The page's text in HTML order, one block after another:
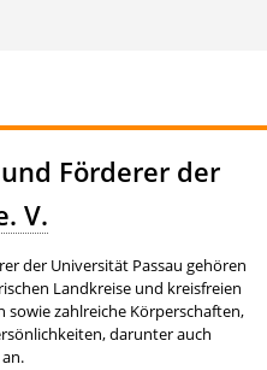
Förderer der
V.
der Universität Passau gehören
Landkreise und kreisfreien
sowie zahlreiche Körperschaften,
darunter auch